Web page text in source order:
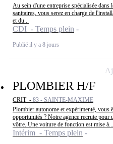
Au sein d'une entreprise spécialisée
sanitaires, vous serez en charge de
et du...
CDI - Temps plein
Publié il y a 8 jours
PLOMBIER H/F
CRIT - 83 - SAINTE-MAXIME
Plombier autonome et expérimenté, vous
opportunités ? Notre agence recrute pour
vôtre. Une voiture de fonction est mise à...
Intérim - Temps plein